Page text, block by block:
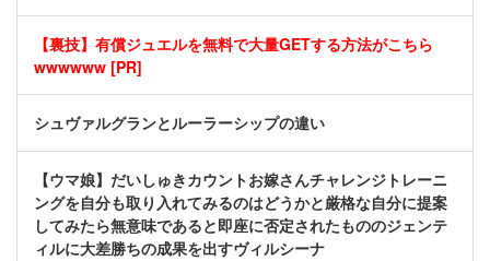
【裏技】有償ジュエルを無料で大量GETする方法がこちら
wwwwww [PR]
シュヴァルグランとルーラーシップの違い
【ウマ娘】だいしゅきカウントお嫁さんチャレンジトレーニ
ングを自分も取り入れてみるのはどうかと厳格な自分に提案
してみたら無意味であると即座に否定されたもののジェンテ
ィルに大差勝ちの成果を出すヴィルシーナ